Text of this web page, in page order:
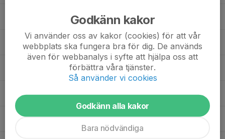
Olle Jonsson
Signe Åhman
Sixten Farenius
Theo Freyschuss
Godkänn kakor
Vi använder oss av kakor (cookies) för att vår
webbplats ska fungera bra för dig. De används
även för webbanalys i syfte att hjälpa oss att
förbättra våra tjänster.
Så använder vi cookies
Godkänn alla kakor
Bara nödvändiga